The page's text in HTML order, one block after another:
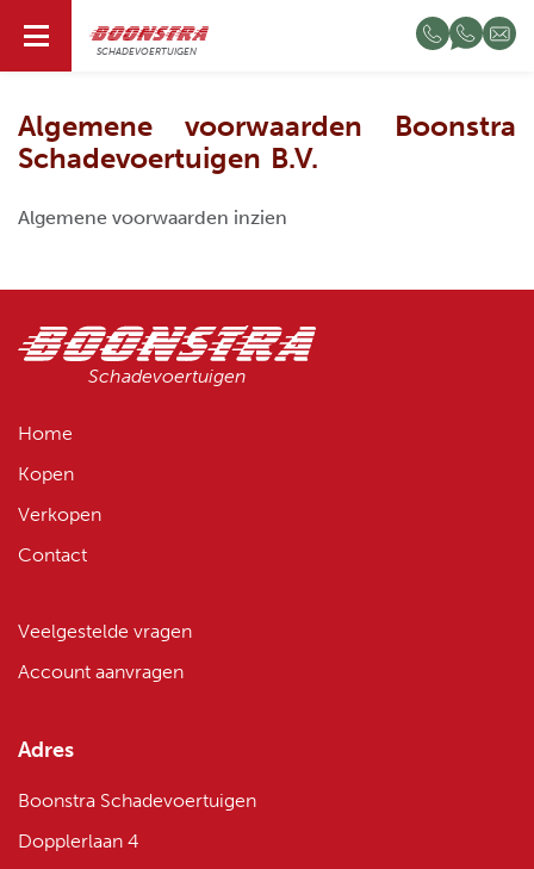
SCHADEVOERTUIGEN
NL
Algemene voorwaarden Boonstra
Schadevoertuigen B.V.
Algemene voorwaarden inzien
Schadevoertuigen
Home
Kopen
Verkopen
Contact
Veelgestelde vragen
Account aanvragen
Adres
Boonstra Schadevoertuigen
Dopplerlaan 4